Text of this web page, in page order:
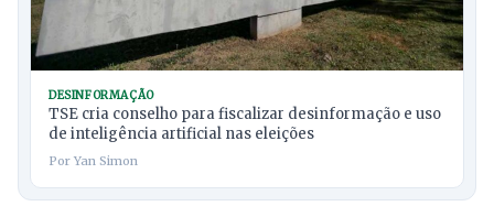
DESINFORMAÇÃO
TSE cria conselho para fiscalizar desinformação e uso
de inteligência artificial nas eleições
Por Yan Simon